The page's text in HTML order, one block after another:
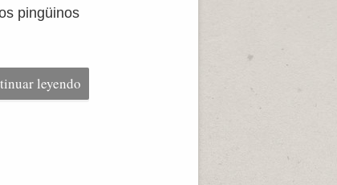
pingüinos
leyendo